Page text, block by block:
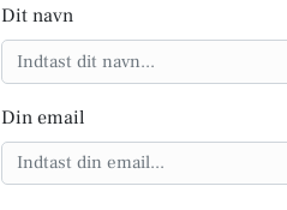
Dit navn
Din email